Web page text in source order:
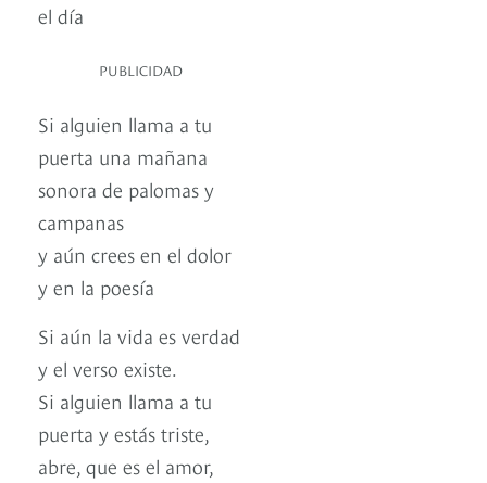
el día
PUBLICIDAD
Si alguien llama a tu
puerta una mañana
sonora de palomas y
campanas
y aún crees en el dolor
y en la poesía
Si aún la vida es verdad
y el verso existe.
Si alguien llama a tu
puerta y estás triste,
abre, que es el amor,